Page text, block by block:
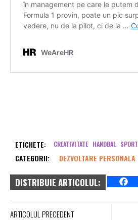
ETICHETE: CREATIVITATE HANDBAL SPORT
CATEGORII: DEZVOLTARE PERSONALA
DISTRIBUIE ARTICOLUL:
ARTICOLUL PRECEDENT